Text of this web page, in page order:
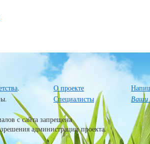
.
О проекте
Специалисты
Ваши
с сайта запрещена
администрации проекта.